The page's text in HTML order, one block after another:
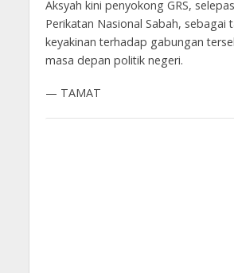
Aksyah kini penyokong GRS,
Perikatan Nasional Sabah, sebagai
keyakinan terhadap gabungan
masa depan politik negeri.
— TAMAT